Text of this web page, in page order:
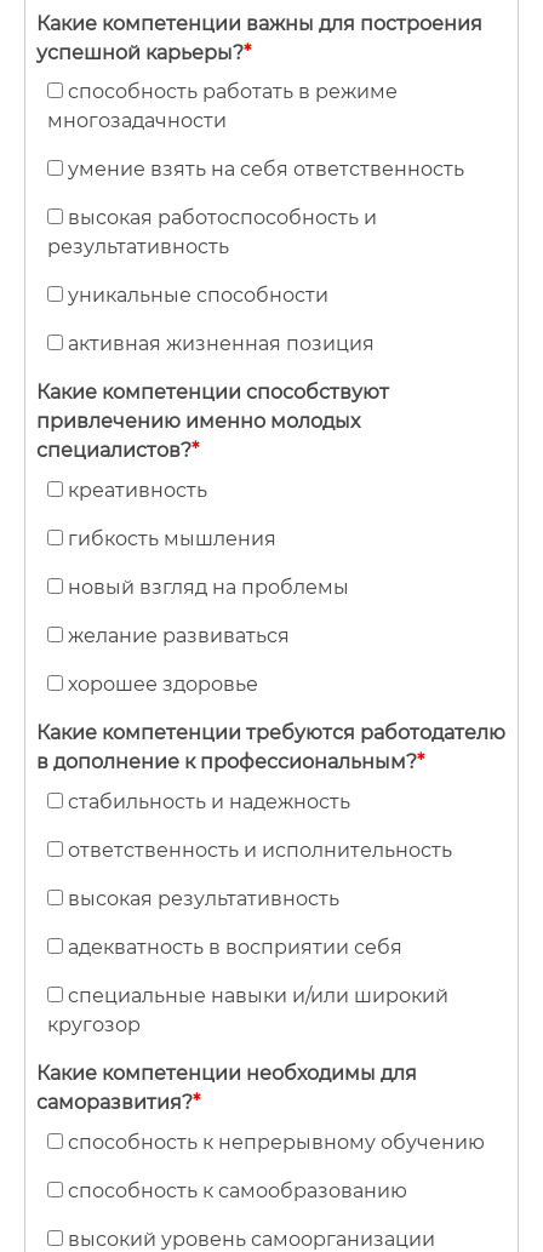
Какие компетенции важны для построения
успешной карьеры?*
способность работать в режиме
многозадачности
умение взять на себя ответственность
высокая работоспособность и
результативность
уникальные способности
активная жизненная позиция
Какие компетенции способствуют
привлечению именно молодых
специалистов?*
креативность
гибкость мышления
новый взгляд на проблемы
желание развиваться
хорошее здоровье
Какие компетенции требуются работодателю
в дополнение к профессиональным?*
стабильность и надежность
ответственность и исполнительность
высокая результативность
адекватность в восприятии себя
специальные навыки и/или широкий
кругозор
Какие компетенции необходимы для
саморазвития?*
способность к непрерывному обучению
способность к самообразованию
высокий уровень самоорганизации